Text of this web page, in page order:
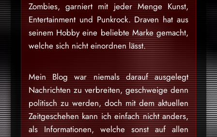
Zombies, garniert mit jeder Menge Kunst,
Entertainment und Punkrock. Draven hat aus
seinem Hobby eine beliebte Marke gemacht,
welche sich nicht einordnen lässt.
Mein Blog war niemals darauf ausgelegt
Nachrichten zu verbreiten, geschweige denn
politisch zu werden, doch mit dem aktuellen
Zeitgeschehen kann ich einfach nicht anders,
als Informationen, welche sonst auf allen